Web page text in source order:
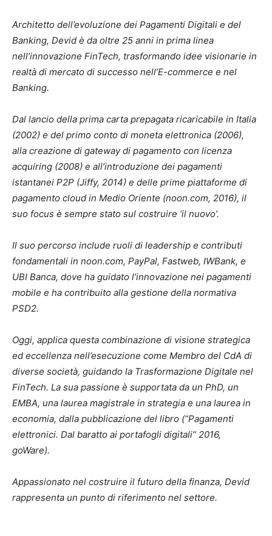
Architetto dell’evoluzione dei Pagamenti Digitali e del
Banking, Devid è da oltre 25 anni in prima linea
nell’innovazione FinTech, trasformando idee visionarie in
realtà di mercato di successo nell’E-commerce e nel
Banking.
Dal lancio della prima carta prepagata ricaricabile in Italia
(2002) e del primo conto di moneta elettronica (2006),
alla creazione di gateway di pagamento con licenza
acquiring (2008) e all’introduzione dei pagamenti
istantanei P2P (Jiffy, 2014) e delle prime piattaforme di
pagamento cloud in Medio Oriente (noon.com, 2016), il
suo focus è sempre stato sul costruire ‘il nuovo’.
Il suo percorso include ruoli di leadership e contributi
fondamentali in noon.com, PayPal, Fastweb, IWBank, e
UBI Banca, dove ha guidato l’innovazione nei pagamenti
mobile e ha contribuito alla gestione della normativa
PSD2.
Oggi, applica questa combinazione di visione strategica
ed eccellenza nell’esecuzione come Membro del CdA di
diverse società, guidando la Trasformazione Digitale nel
FinTech. La sua passione è supportata da un PhD, un
EMBA, una laurea magistrale in strategia e una laurea in
economia, dalla pubblicazione del libro (“Pagamenti
elettronici. Dal baratto ai portafogli digitali” 2016,
goWare).
Appassionato nel costruire il futuro della finanza, Devid
rappresenta un punto di riferimento nel settore.